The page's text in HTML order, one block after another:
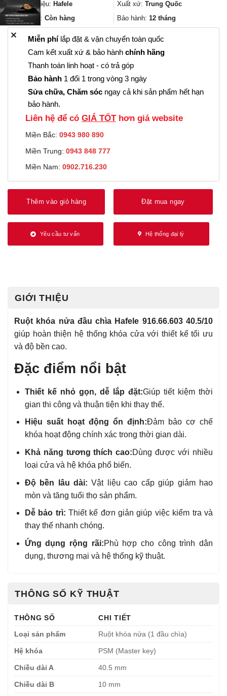
2.269.000₫.là:
1.701.000₫.
Thương hiệu: Hafele Xuất xứ: Trung Quốc
Trạng thái: Còn hàng Bảo hành: 12 tháng
Miễn phílắp đặt & vận chuyển toàn quốc
Cam kết xuất xứ & bảo hành chính hãng
Thanh toán linh hoạt - có trả góp
Bảo hành 1 đổi 1 trong vòng 3 ngày
Sửa chữa, Chăm sóc ngay cả khi sản phẩm hết hạn
bảo hành.
Liên hệ để có GIÁ TỐThơn giá website
Miền Bắc: 0943 980 890
Miền Trung: 0943 848 777
Miền Nam: 0902.716.230
Thêm vào giỏ hàng Đặt mua ngay
Yêu cầu tư vấn Hệ thống đại lý
GIỚI THIỆU
Ruột khóa nửa đầu chìa Hafele 916.66.603 40.5/10
giúp hoàn thiện hệ thống khóa cửa với thiết kế tối ưu
và độ bền cao.
Đặc điểm nổi bật
Thiết kế nhỏ gọn, dễ lắp đặt:Giúp tiết kiệm thời
gian thi công và thuận tiện khi thay thế.
Hiệu suất hoạt động ổn định:Đảm bảo cơ chế
khóa hoạt động chính xác trong thời gian dài.
Khả năng tương thích cao:Dùng được với nhiều
loại cửa và hệ khóa phổ biến.
Độ bền lâu dài: Vật liệu cao cấp giúp giảm hao
mòn và tăng tuổi thọ sản phẩm.
Dễ bảo trì: Thiết kế đơn giản giúp việc kiểm tra và
thay thế nhanh chóng.
Ứng dụng rộng rãi:Phù hợp cho công trình dân
dụng, thương mại và hệ thống kỹ thuật.
THÔNG SỐ KỸ THUẬT
THÔNG SỐ
CHI TIẾT
Loại sản phẩm
Ruột khóa nửa (1 đầu chìa)
Hệ khóa PSM (Master key)
Chiều dài A 40.5 mm
Chiều dài B 10 mm
✕